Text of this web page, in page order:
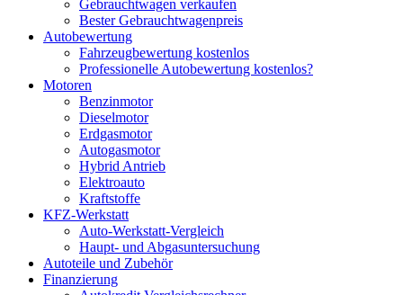
Gebrauchtwagen verkaufen
Bester Gebrauchtwagenpreis
Autobewertung
Fahrzeugbewertung kostenlos
Professionelle Autobewertung kostenlos?
Motoren
Benzinmotor
Dieselmotor
Erdgasmotor
Autogasmotor
Hybrid Antrieb
Elektroauto
Kraftstoffe
KFZ-Werkstatt
Auto-Werkstatt-Vergleich
Haupt- und Abgasuntersuchung
Autoteile und Zubehör
Finanzierung